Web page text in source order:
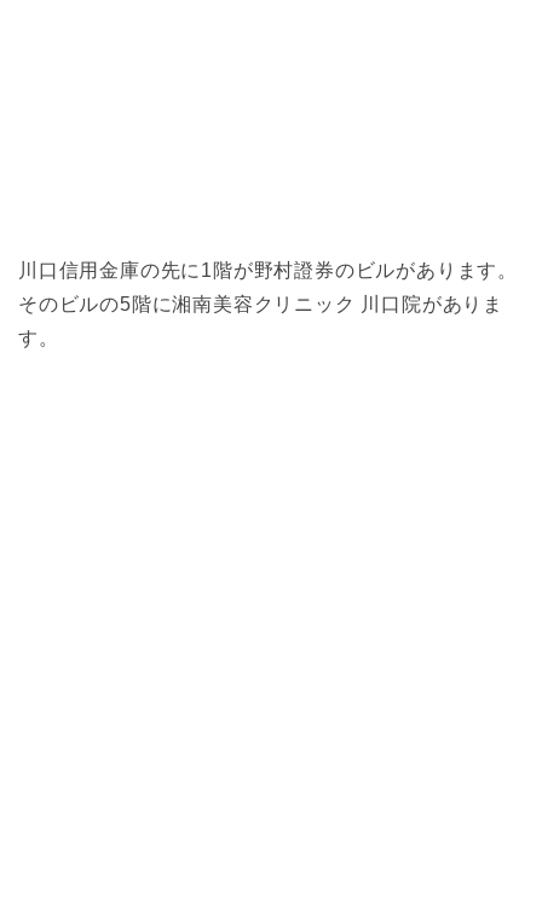
川口信用金庫の先に1階が野村證券のビルがあります。
そのビルの5階に湘南美容クリニック 川口院がありま
す。